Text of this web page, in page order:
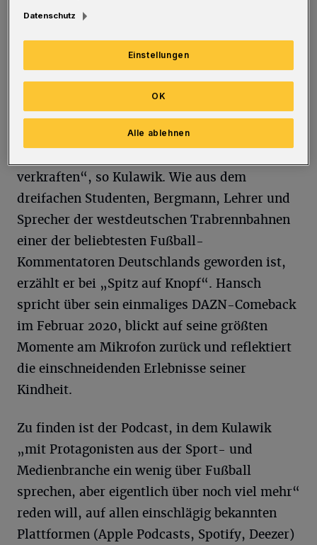
den Traum vieler Kinder auf dem Bolzplatz
gelebt. Über 30 Jahre war die ,Stimme des
Ruhrgebiets‘ aus der Fußball-
Berichterstattung nicht wegzudenken. Dabei
lief zunächst alles ganz anders als geplant –
verkraften“, so Kulawik. Wie aus dem
dreifachen Studenten, Bergmann, Lehrer und
Sprecher der westdeutschen Trabrennbahnen
einer der beliebtesten Fußball-
Kommentatoren Deutschlands geworden ist,
erzählt er bei „Spitz auf Knopf“. Hansch
spricht über sein einmaliges DAZN-Comeback
im Februar 2020, blickt auf seine größten
Momente am Mikrofon zurück und reflektiert
die einschneidenden Erlebnisse seiner
Kindheit.
Zu finden ist der Podcast, in dem Kulawik
„mit Protagonisten aus der Sport- und
Medienbranche ein wenig über Fußball
sprechen, aber eigentlich über noch viel mehr“
reden will, auf allen einschlägig bekannten
Plattformen (Apple Podcasts, Spotify, Deezer)
Datenschutz
Einstellungen
Alle ablehnen
OK